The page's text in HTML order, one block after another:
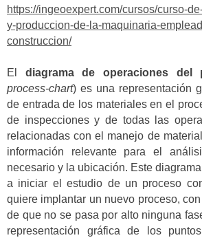
https://ingeoexpert.com/cursos/curso-
y-produccion-de-la-maquinaria-
construccion/
El diagrama de operaciones del
process-chart) es una representación
de entrada de los materiales en el
de inspecciones y de todas las
relacionadas con el manejo de
información relevante para el
necesario y la ubicación. Este
a iniciar el estudio de un proceso
quiere implantar un nuevo proceso,
de que no se pasa por alto ninguna
representación gráfica de los